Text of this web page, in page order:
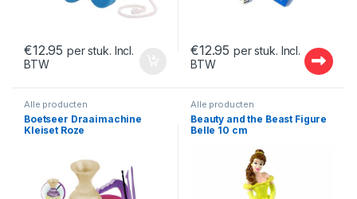
€12.95 per stuk. Incl.
BTW
€12.95 per stuk. Incl.
BTW
Alle producten
Boetseer Draaimachine
Kleiset Roze
Alle producten
Beauty and the Beast Figure
Belle 10 cm